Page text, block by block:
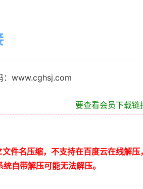
：www.cghsj.com
要查看会员下载链
文件名压缩，不支持在百度云在线解压
自带解压可能无法解压。